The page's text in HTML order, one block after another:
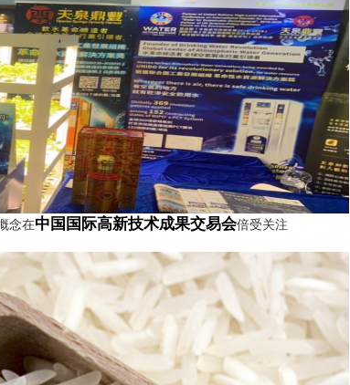
念在中国国际高新技术成果交易会倍受关注